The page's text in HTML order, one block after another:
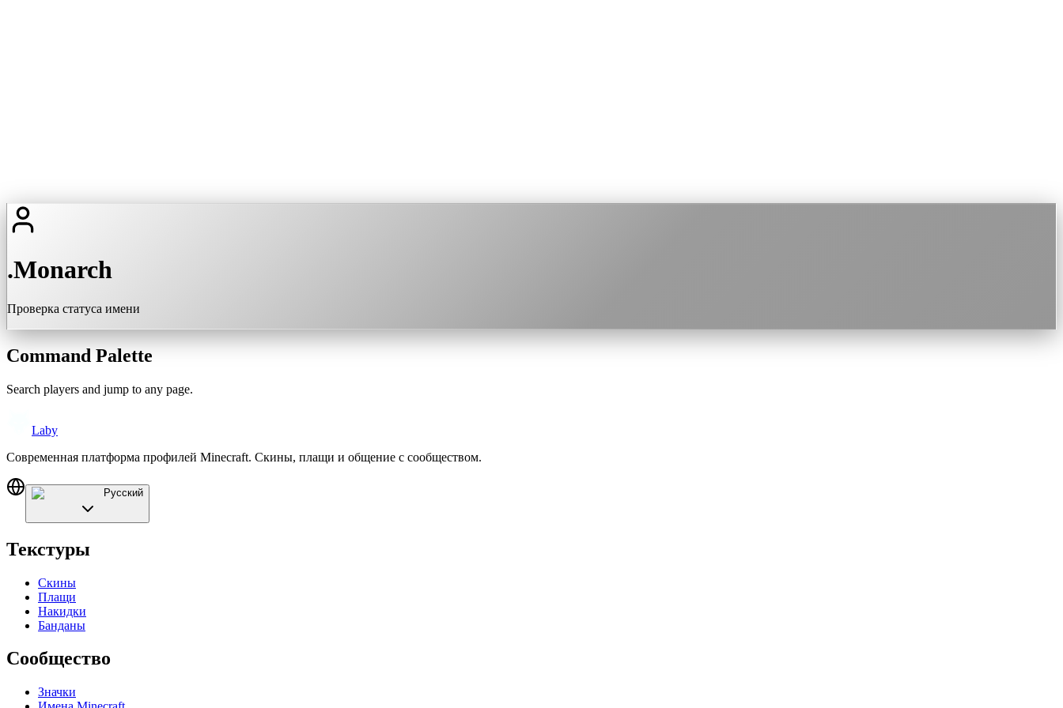
.Monarch
Проверка статуса имени
Command Palette
Search players and jump to any page.
Laby
Современная платформа профилей Minecraft. Скины, плащи и общение с сообществом.
Русский
Текстуры
Скины
Плащи
Накидки
Банданы
Сообщество
Значки